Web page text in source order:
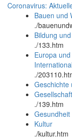
Coronavirus:
Bauen und
./
Bildung
./133.htm
Europa und
./
Geschichte
./139.htm
Gesundheit
Kultur
./kultur.htm